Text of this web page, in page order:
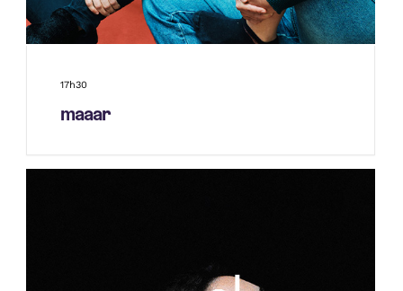
17h30
maaar